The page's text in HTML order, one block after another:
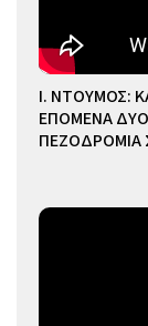
Ι. ΝΤΟΥΜΟΣ:
ΕΠΟΜΕΝΑ
ΠΕΖΟΔΡΟΜΙΑ